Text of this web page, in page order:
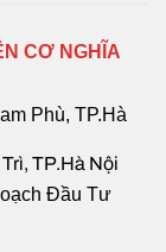
CƠ NGHĨA
Phù, TP.Hà
TP.Hà Nội
Đầu Tư